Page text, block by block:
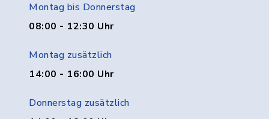
Montag bis Donnerstag
08:00 - 12:30 Uhr
Montag zusätzlich
14:00 - 16:00 Uhr
Donnerstag zusätzlich